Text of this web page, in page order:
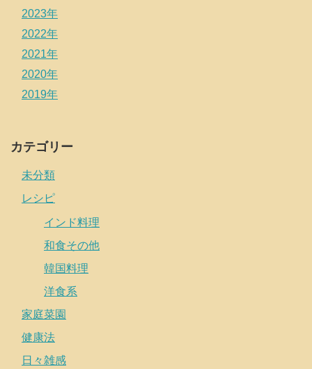
2023年
2022年
2021年
2020年
2019年
カテゴリー
未分類
レシピ
インド料理
和食その他
韓国料理
洋食系
家庭菜園
健康法
日々雑感